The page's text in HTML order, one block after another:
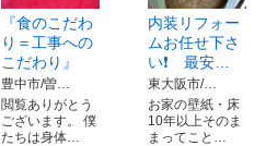
『食のこだわ
り＝工事への
こだわり』
豊中市/曽…
閲覧ありがとう
ございます。 僕
たちは身体…
内装リフォー
ムお任せ下さ
い❗ 最安…
東大阪市/…
お家の壁紙・床
10年以上そのま
まってこと…